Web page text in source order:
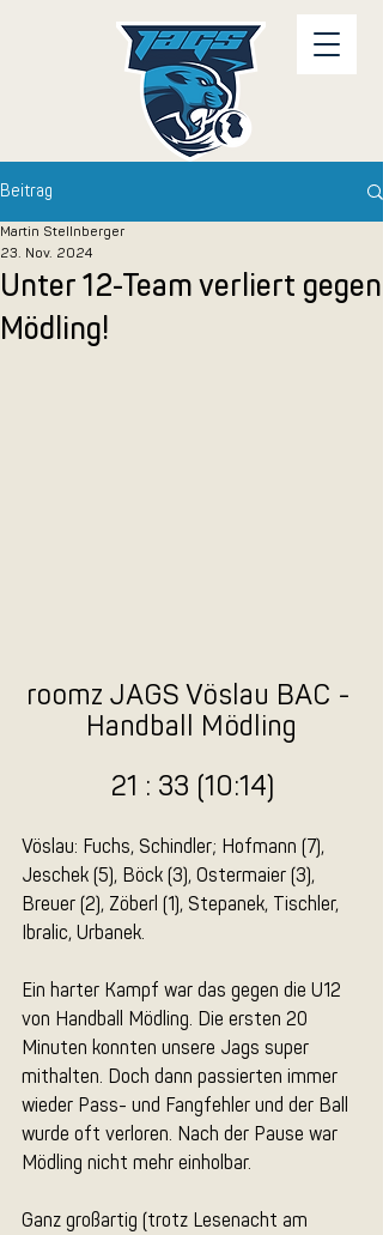
Beitrag
Unter 12-Team verliert gegen
Mödling!
Martin Stellnberger
23. Nov. 2024
roomz JAGS Vöslau BAC -
Handball Mödling
21 : 33 (10:14)
Vöslau: Fuchs, Schindler; Hofmann (7),
Jeschek (5), Böck (3), Ostermaier (3),
Breuer (2), Zöberl (1), Stepanek, Tischler,
Ibralic, Urbanek.
Ein harter Kampf war das gegen die U12
von Handball Mödling. Die ersten 20
Minuten konnten unsere Jags super
mithalten. Doch dann passierten immer
wieder Pass- und Fangfehler und der Ball
wurde oft verloren. Nach der Pause war
Mödling nicht mehr einholbar.
Ganz großartig (trotz Lesenacht am